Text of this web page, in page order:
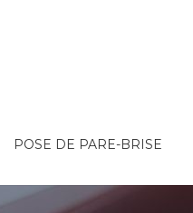
POSE DE PARE-BRISE